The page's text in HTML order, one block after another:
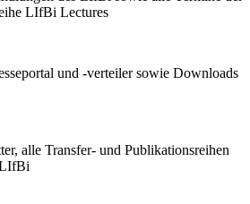
LIfBi Lectures
und -verteiler sowie Downloads
alle Transfer- und Publikationsreihen
LIfBi